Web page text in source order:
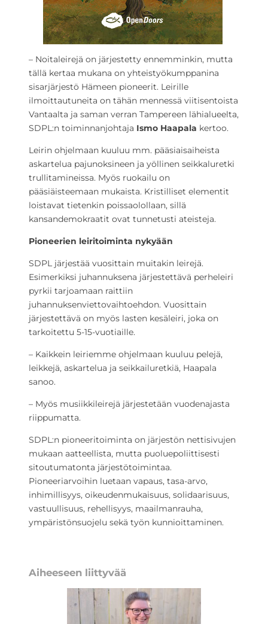
– Noitaleirejä on järjestetty ennemminkin, mutta
tällä kertaa mukana on yhteistyökumppanina
sisarjärjestö Hämeen pioneerit. Leirille
ilmoittautuneita on tähän mennessä viitisentoista
Vantaalta ja saman verran Tampereen lähialueelta,
SDPL:n toiminnanjohtaja Ismo Haapala kertoo.
Leirin ohjelmaan kuuluu mm. pääsiaisaiheista
askartelua pajunoksineen ja yöllinen seikkaluretki
trullitamineissa. Myös ruokailu on
pääsiäisteemaan mukaista. Kristilliset elementit
loistavat tietenkin poissaolollaan, sillä
kansandemokraatit ovat tunnetusti ateisteja.
Pioneerien leiritoiminta nykyään
SDPL järjestää vuosittain muitakin leirejä.
Esimerkiksi juhannuksena järjestettävä perheleiri
pyrkii tarjoamaan raittiin
juhannuksenviettovaihtoehdon. Vuosittain
järjestettävä on myös lasten kesäleiri, joka on
tarkoitettu 5-15-vuotiaille.
– Kaikkein leiriemme ohjelmaan kuuluu pelejä,
leikkejä, askartelua ja seikkailuretkiä, Haapala
sanoo.
– Myös musiikkileirejä järjestetään vuodenajasta
riippumatta.
SDPL:n pioneeritoiminta on järjestön nettisivujen
mukaan aatteellista, mutta puoluepoliittisesti
sitoutumatonta järjestötoimintaa.
Pioneeriarvoihin luetaan vapaus, tasa-arvo,
inhimillisyys, oikeudenmukaisuus, solidaarisuus,
vastuullisuus, rehellisyys, maailmanrauha,
ympäristönsuojelu sekä työn kunnioittaminen.
Aiheeseen liittyvää